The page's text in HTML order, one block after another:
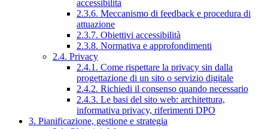
accessibilità
2.3.6. Meccanismo di feedback e procedura di
attuazione
2.3.7. Obiettivi accessibilità
2.3.8. Normativa e approfondimenti
2.4. Privacy
2.4.1. Come rispettare la privacy sin dalla
progettazione di un sito o servizio digitale
2.4.2. Richiedi il consenso quando necessario
2.4.3. Le basi del sito web: architettura,
informativa privacy, riferimenti DPO
3. Pianificazione, gestione e strategia